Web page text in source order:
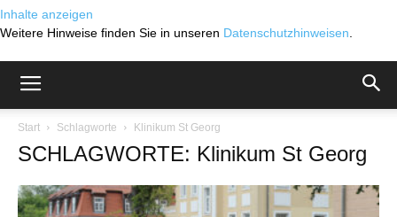
Inhalte anzeigen
Weitere Hinweise finden Sie in unseren Datenschutzhinweisen
Start Schlagworte Klinikum St Georg
SCHLAGWORTE: Klinikum St Georg